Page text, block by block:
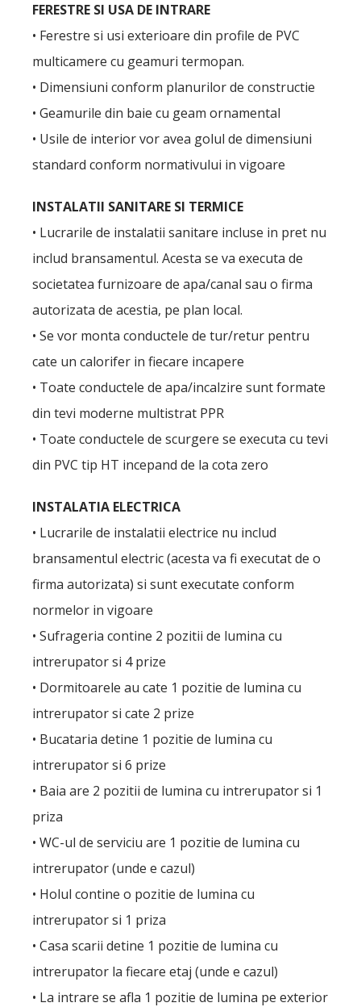
FERESTRE SI USA DE INTRARE
• Ferestre si usi exterioare din profile de PVC
multicamere cu geamuri termopan.
• Dimensiuni conform planurilor de constructie
• Geamurile din baie cu geam ornamental
• Usile de interior vor avea golul de dimensiuni
standard conform normativului in vigoare
INSTALATII SANITARE SI TERMICE
• Lucrarile de instalatii sanitare incluse in pret nu
includ bransamentul. Acesta se va executa de
societatea furnizoare de apa/canal sau o firma
autorizata de acestia, pe plan local.
• Se vor monta conductele de tur/retur pentru
cate un calorifer in fiecare incapere
• Toate conductele de apa/incalzire sunt formate
din tevi moderne multistrat PPR
• Toate conductele de scurgere se executa cu tevi
din PVC tip HT incepand de la cota zero
INSTALATIA ELECTRICA
• Lucrarile de instalatii electrice nu includ
bransamentul electric (acesta va fi executat de o
firma autorizata) si sunt executate conform
normelor in vigoare
• Sufrageria contine 2 pozitii de lumina cu
intrerupator si 4 prize
• Dormitoarele au cate 1 pozitie de lumina cu
intrerupator si cate 2 prize
• Bucataria detine 1 pozitie de lumina cu
intrerupator si 6 prize
• Baia are 2 pozitii de lumina cu intrerupator si 1
priza
• WC-ul de serviciu are 1 pozitie de lumina cu
intrerupator (unde e cazul)
• Holul contine o pozitie de lumina cu
intrerupator si 1 priza
• Casa scarii detine 1 pozitie de lumina cu
intrerupator la fiecare etaj (unde e cazul)
• La intrare se afla 1 pozitie de lumina pe exterior